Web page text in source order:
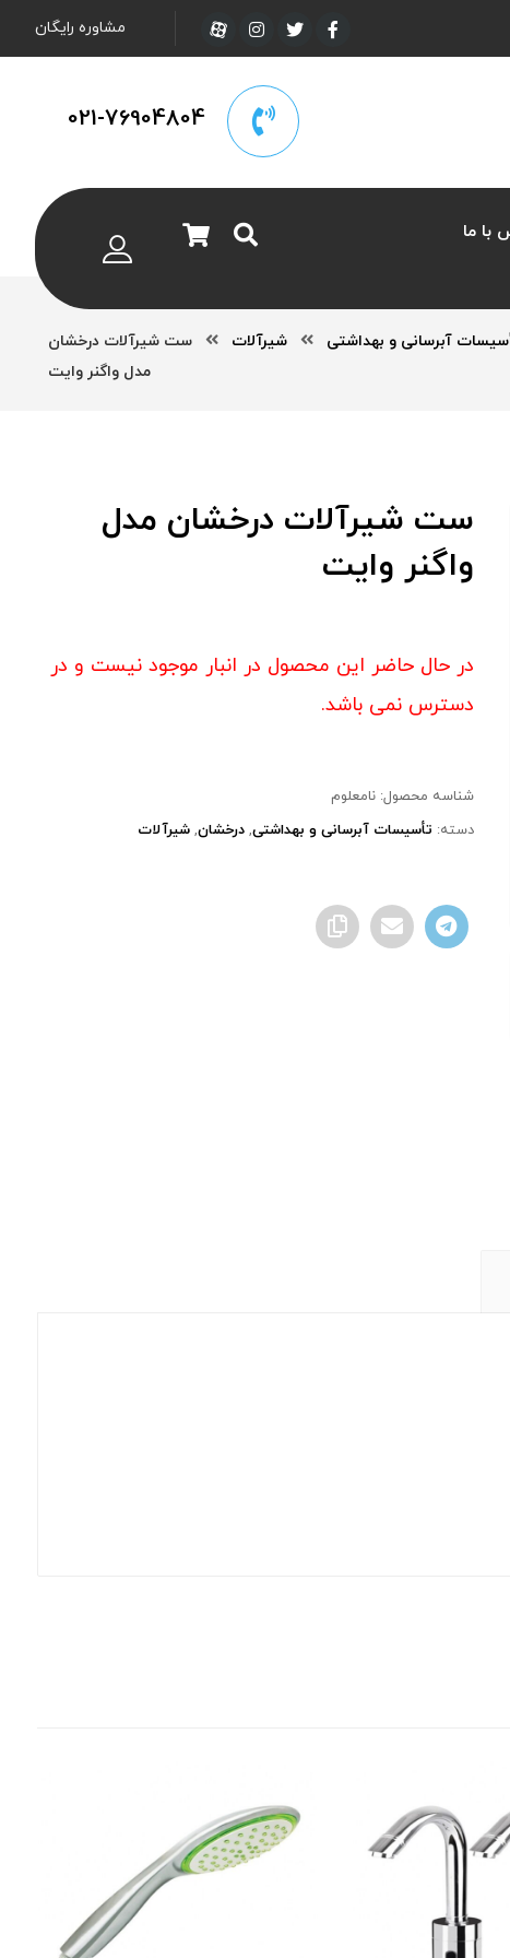
مشاوره رایگان
021-76904804
با ما
آبرسانی و بهداشتی شیرآلات
ست شیرآلات درخشان
مدل واگنر وایت
ست شیرآلات درخشان مدل
واگنر وایت
در حال حاضر این محصول در انبار موجود نیست و در
دسترس نمی باشد.
شناسه محصول:نامعلوم
دسته: تأسیسات آبرسانی و بهداشتی,درخشان,شیرآلات